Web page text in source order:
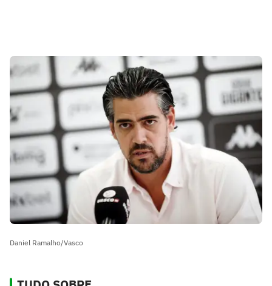
Daniel Ramalho/Vasco